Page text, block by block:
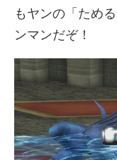
もヤンの「ため
ンマンだぞ！